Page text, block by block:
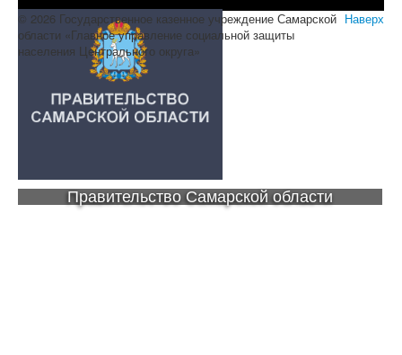
Правительство Самарской области
Наверх
© 2026 Государственное казенное учреждение Самарской
области «Главное управление социальной защиты
населения Центрального округа»